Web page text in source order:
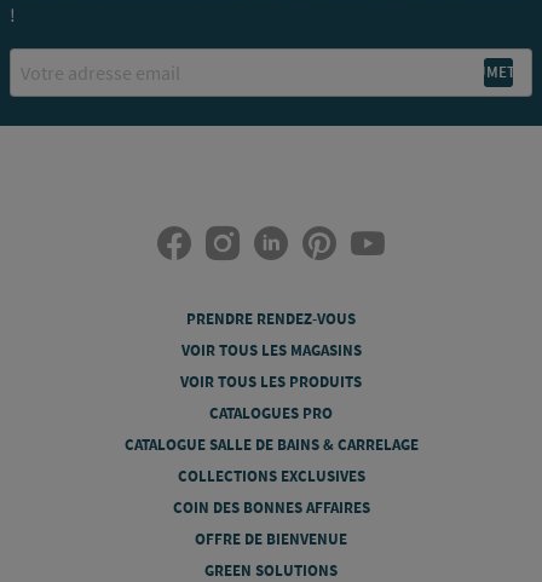
!
PRENDRE RENDEZ-VOUS
VOIR TOUS LES MAGASINS
VOIR TOUS LES PRODUITS
CATALOGUES PRO
CATALOGUE SALLE DE BAINS & CARRELAGE
COLLECTIONS EXCLUSIVES
COIN DES BONNES AFFAIRES
OFFRE DE BIENVENUE
GREEN SOLUTIONS